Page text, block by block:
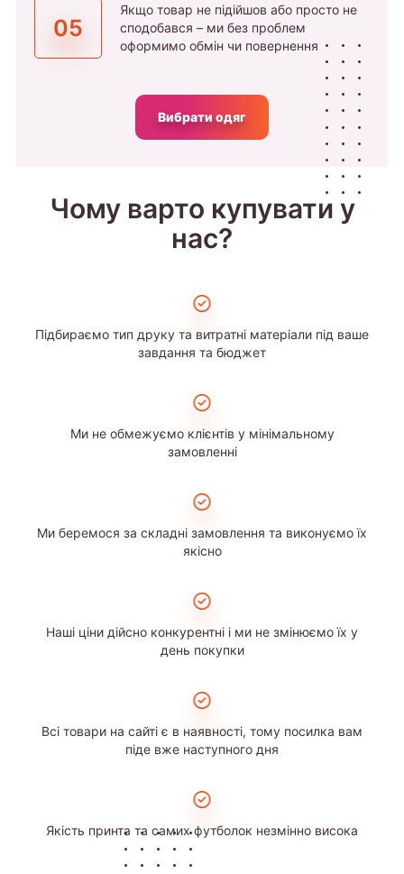
05
Якщо товар не підійшов або просто не
сподобався – ми без проблем
оформимо обмін чи повернення
Вибрати одяг
Чому варто купувати у
нас?
Підбираємо тип друку та витратні матеріали під ваше
завдання та бюджет
Ми не обмежуємо клієнтів у мінімальному
замовленні
Ми беремося за складні замовлення та виконуємо їх
якісно
Наші ціни дійсно конкурентні і ми не змінюємо їх у
день покупки
Всі товари на сайті є в наявності, тому посилка вам
піде вже наступного дня
Якість принта та самих футболок незмінно висока